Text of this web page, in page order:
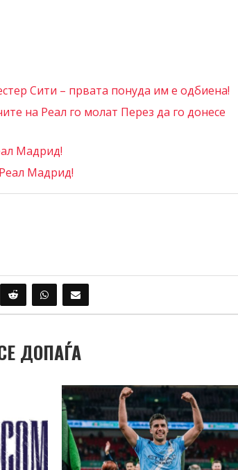
Сити – првата понуда им е одбиена!
на Реал го молат Перез да го донесе
Мадрид!
Мадрид!
ДОПАЃА